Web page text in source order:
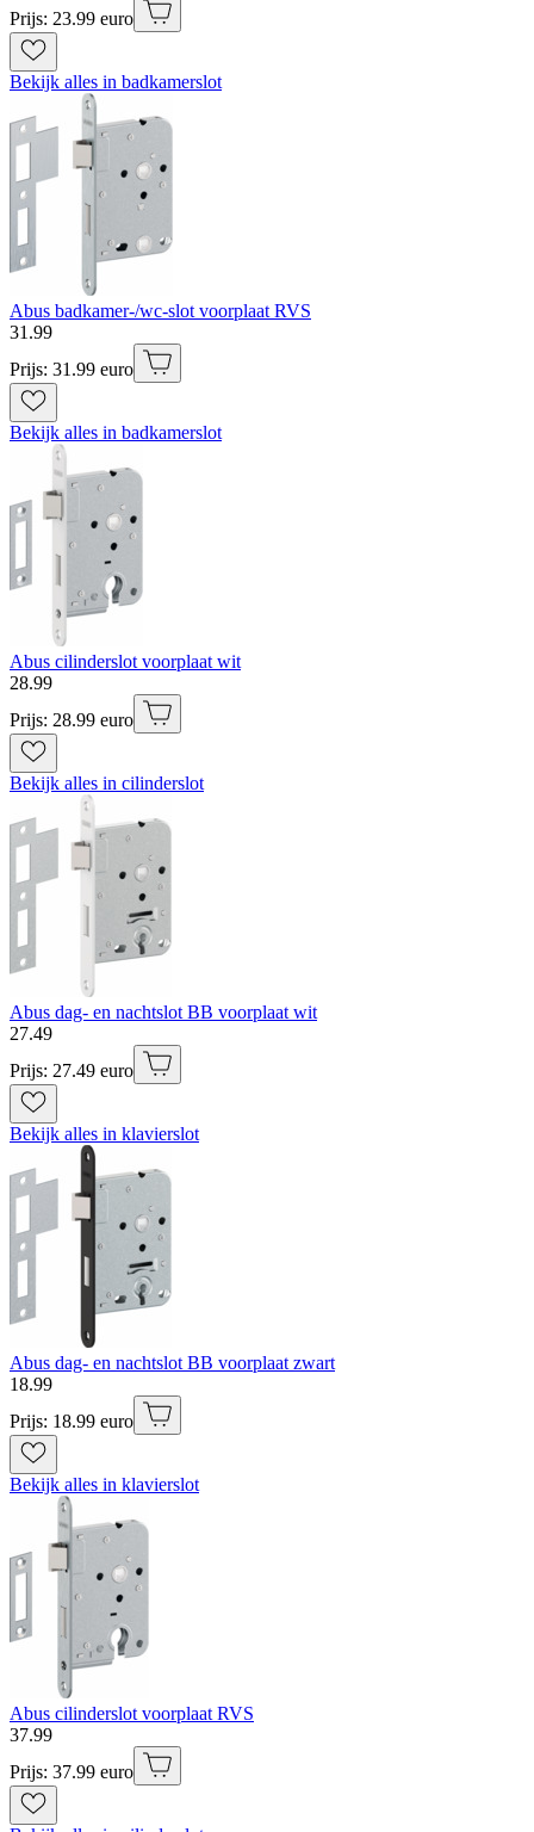
Prijs: 23.99 euro
Bekijk alles in badkamerslot
Abus badkamer-/wc-slot voorplaat RVS
31 .99
Prijs: 31.99 euro
Bekijk alles in badkamerslot
Abus cilinderslot voorplaat wit
28.99
Prijs: 28.99 euro
Bekijk alles in cilinderslot
Abus dag- en nachtslot BB voorplaat wit
27.49
Prijs: 27.49 euro
Bekijk alles in klavierslot
Abus dag- en nachtslot BB voorplaat zwart
18.99
Prijs: 18.99 euro
Bekijk alles in klavierslot
Abus cilinderslot voorplaat RVS
37.99
Prijs: 37.99 euro